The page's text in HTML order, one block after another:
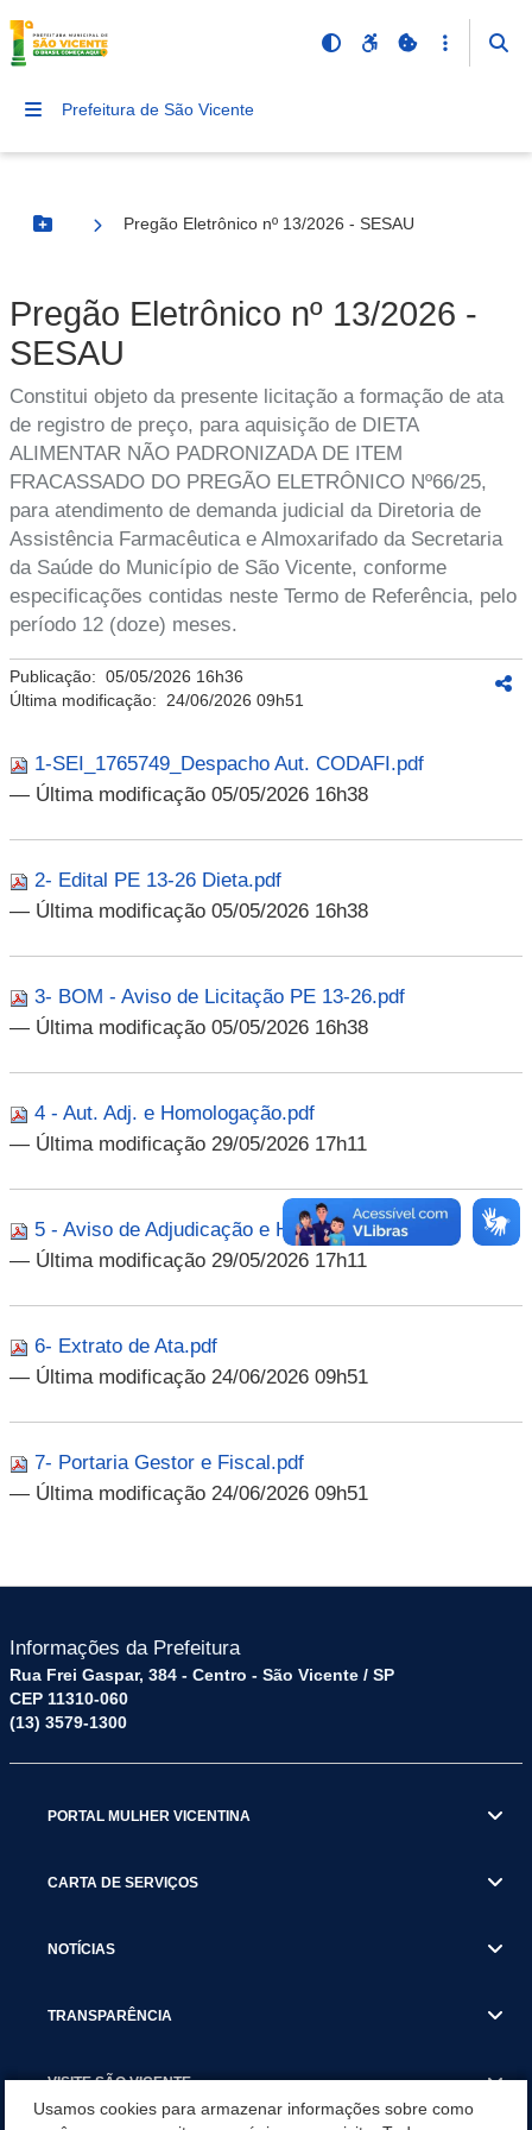
Prefeitura de São Vicente
Botão Menu
Pregão Eletrônico nº 13/2026 - SESAU
Pregão Eletrônico nº 13/2026 -
SESAU
Constitui objeto da presente licitação a formação de ata
de registro de preço, para aquisição de DIETA
ALIMENTAR NÃO PADRONIZADA DE ITEM
FRACASSADO DO PREGÃO ELETRÔNICO Nº66/25,
para atendimento de demanda judicial da Diretoria de
Assistência Farmacêutica e Almoxarifado da Secretaria
da Saúde do Município de São Vicente, conforme
especificações contidas neste Termo de Referência, pelo
período 12 (doze) meses.
Publicação: 05/05/2026 16h36
Última modificação: 24/06/2026 09h51
1-SEI_1765749_Despacho Aut. CODAFI.pdf
— Última modificação 05/05/2026 16h38
2- Edital PE 13-26 Dieta.pdf
— Última modificação 05/05/2026 16h38
3- BOM - Aviso de Licitação PE 13-26.pdf
— Última modificação 05/05/2026 16h38
4 - Aut. Adj. e Homologação.pdf
— Última modificação 29/05/2026 17h11
5 - Aviso de Adjudicação e Homologação.pdf
— Última modificação 29/05/2026 17h11
6- Extrato de Ata.pdf
— Última modificação 24/06/2026 09h51
7- Portaria Gestor e Fiscal.pdf
— Última modificação 24/06/2026 09h51
Informações da Prefeitura
Rua Frei Gaspar, 384 - Centro - São Vicente / SP
CEP 11310-060
(13) 3579-1300
PORTAL MULHER VICENTINA
CARTA DE SERVIÇOS
NOTÍCIAS
TRANSPARÊNCIA
VISITE SÃO VICENTE
Usamos cookies para armazenar informações sobre como